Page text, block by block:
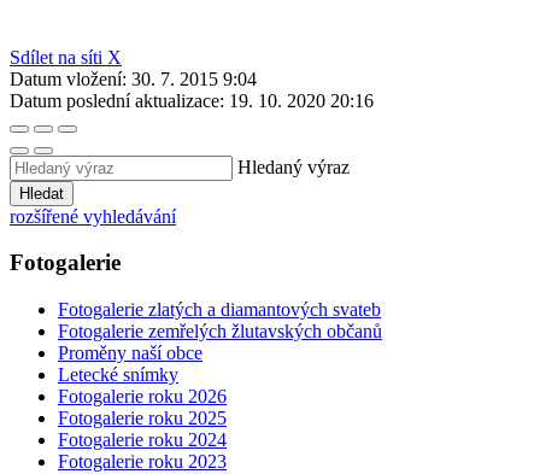
Sdílet na síti X
Datum vložení: 30. 7. 2015 9:04
Datum poslední aktualizace: 19. 10. 2020 20:16
Hledaný výraz
Hledat
rozšířené vyhledávání
Fotogalerie
Fotogalerie zlatých a diamantových svateb
Fotogalerie zemřelých žlutavských občanů
Proměny naší obce
Letecké snímky
Fotogalerie roku 2026
Fotogalerie roku 2025
Fotogalerie roku 2024
Fotogalerie roku 2023